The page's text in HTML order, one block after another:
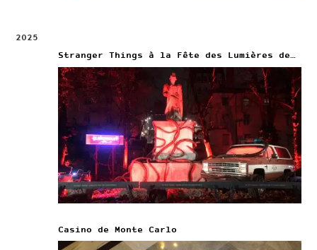
2025
Stranger Things à la Fête des Lumières de Lyon
Casino de Monte Carlo